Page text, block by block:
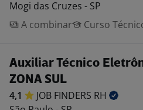
Mogi das Cruzes - SP
A combinar
Curso
Auxiliar Técnico
ZONA SUL
4,1 JOB FINDERS RH